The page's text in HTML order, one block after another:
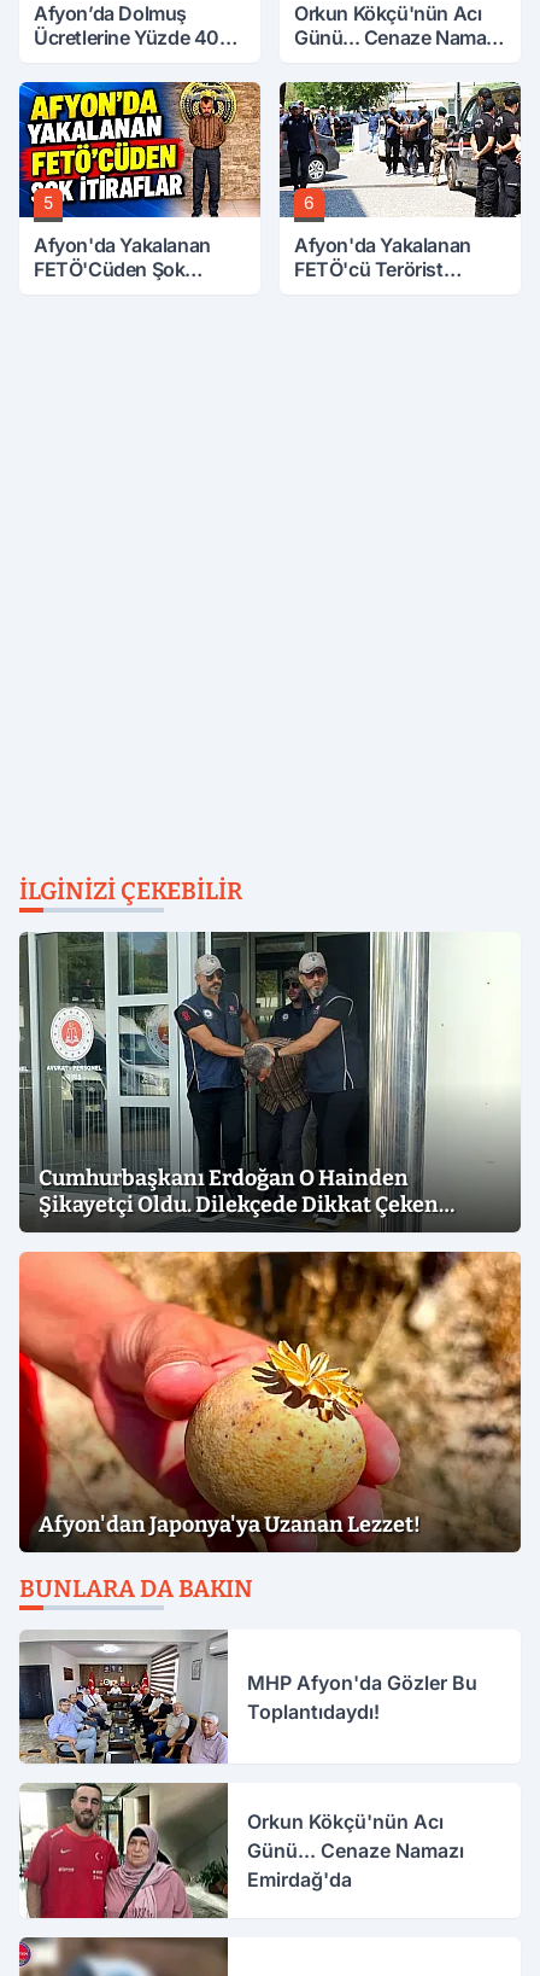
Afyon’da Dolmuş
Ücretlerine Yüzde 40
Orkun Kökçü'nün Acı
Günü... Cenaze Namazı
5
Afyon'da Yakalanan
FETÖ'Cüden Şok
6
Afyon'da Yakalanan
FETÖ'cü Terörist
İLGINIZI ÇEKEBILIR
Cumhurbaşkanı Erdoğan O Hainden
Şikayetçi Oldu. Dilekçede Dikkat Çeken
İfadeler
Afyon'dan Japonya'ya Uzanan Lezzet!
BUNLARA DA BAKIN
MHP Afyon'da Gözler Bu
Toplantıdaydı!
Orkun Kökçü'nün Acı
Günü... Cenaze Namazı
Emirdağ'da